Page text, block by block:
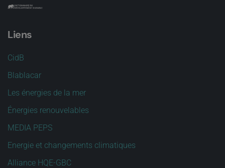
Liens
CidB
Blablacar
Les énergies de la mer
Énergies renouvelables
MEDIA PEPS
Energie et changements climatiques
Alliance HQE-GBC